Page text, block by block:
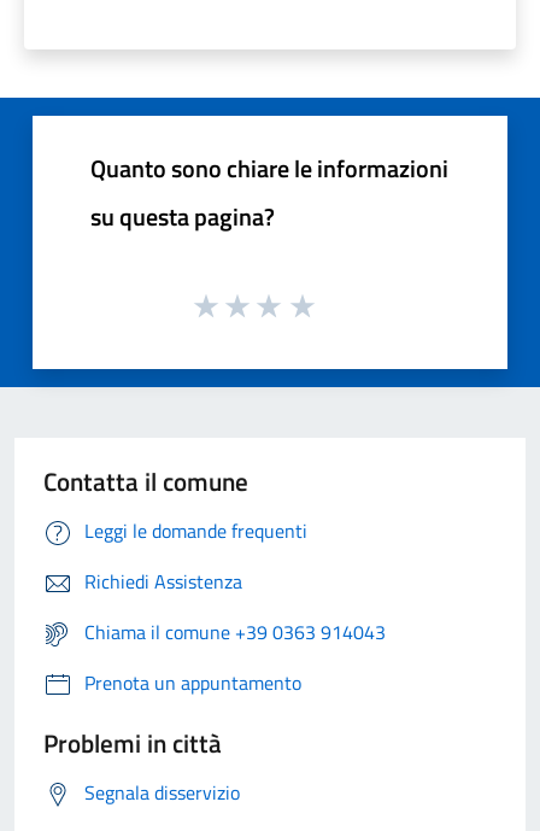
Quanto sono chiare le informazioni
su questa pagina?
Contatta il comune
Leggi le domande frequenti
Richiedi Assistenza
Chiama il comune +39 0363 914043
Prenota un appuntamento
Problemi in città
Segnala disservizio